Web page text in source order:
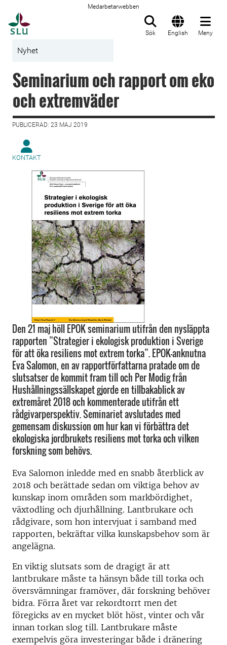
Medarbetarwebben
Sök English Meny
Nyhet
Seminarium och rapport om eko
och extremväder
PUBLICERAD: 23 MAJ 2019
KONTAKT
Den 21 maj höll EPOK seminarium utifrån den nysläppta
rapporten ”Strategier i ekologisk produktion i Sverige
för att öka resiliens mot extrem torka”. EPOK-anknutna
Eva Salomon, en av rapportförfattarna pratade om de
slutsatser de kommit fram till och Per Modig från
Hushållningssällskapet gjorde en tillbakablick av
extremåret 2018 och kommenterade utifrån ett
rådgivarperspektiv. Seminariet avslutades med
gemensam diskussion om hur kan vi förbättra det
ekologiska jordbrukets resiliens mot torka och vilken
forskning som behövs.
Eva Salomon inledde med en snabb återblick av
2018 och berättade sedan om viktiga behov av
kunskap inom områden som markbördighet,
växtodling och djurhållning. Lantbrukare och
rådgivare, som hon intervjuat i samband med
rapporten, bekräftar vilka kunskapsbehov som är
angelägna.
En viktig slutsats som de dragigt är att
lantbrukare måste ta hänsyn både till torka och
översvämningar framöver, där forskning behöver
bidra. Förra året var rekordtorrt men det
föregicks av en mycket blöt höst, vinter och vår
innan torkan slog till. Lantbrukare måste
exempelvis göra investeringar både i dränering